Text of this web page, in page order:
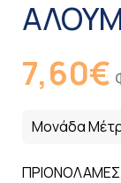
7,60€
Μονάδα
ΠΡΙΟΝΟΛΑΜΕΣ